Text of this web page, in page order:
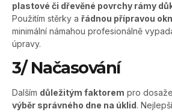
plastové či dřevěné povrchy rámy
Použitím stěrky a řádnou přípravou
minimální námahou profesionálně
úpravy.
3/ Načasování
Dalším důležitým faktorem pro
výběr správného dne na úklid.